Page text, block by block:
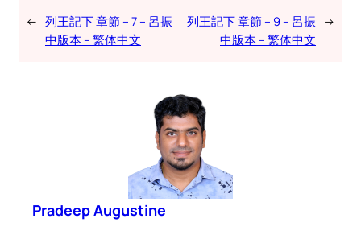
← 列王記下 章節 – 7 – 呂振
中版本 – 繁体中文
列王記下 章節 – 9 – 呂振
中版本 – 繁体中文
→
Pradeep Augustine